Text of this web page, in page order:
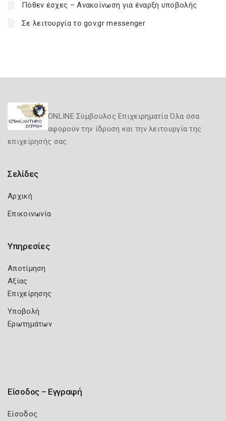
Πόθεν έσχες – Ανακοίνωση για έναρξη υποβολής
Σε λειτουργία το gov.gr messenger
ONLINE Σύμβουλος Επιχειρηματία Όλα όσα
αφορούν την ίδρυση και την λειτουργία της
επιχείρησής σας.
Σελίδες
Αρχική
Επικοινωνία
Υπηρεσίες
Αποτίμηση
Αξίας
Επιχείρησης
Υποβολή
Ερωτημάτων
Είσοδος – Εγγραφή
Είσοδος